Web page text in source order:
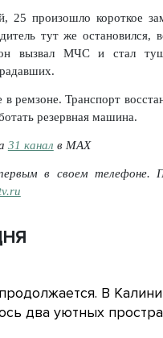
25 произошло короткое
тут же остановился,
вызвал МЧС и стал
в ремзоне. Транспорт
резервная машина.
31 канал в МАХ
в своем телефоне.
В
два уютных